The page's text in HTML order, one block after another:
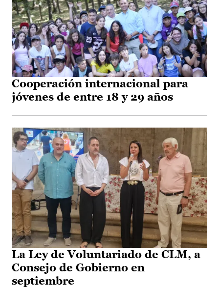
Cooperación internacional para
jóvenes de entre 18 y 29 años
La Ley de Voluntariado de CLM, a
Consejo de Gobierno en
septiembre